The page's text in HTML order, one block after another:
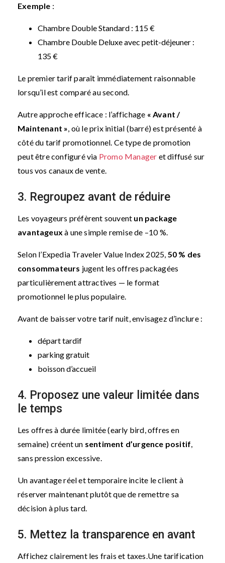
Exemple :
Chambre Double Standard : 115 €
Chambre Double Deluxe avec petit-déjeuner :
135 €
Le premier tarif paraît immédiatement raisonnable
lorsqu’il est comparé au second.
Autre approche efficace : l’affichage « Avant /
Maintenant », où le prix initial (barré) est présenté à
côté du tarif promotionnel. Ce type de promotion
peut être configuré via Promo Manager et diffusé sur
tous vos canaux de vente.
3. Regroupez avant de réduire
Les voyageurs préfèrent souvent un package
avantageux à une simple remise de –10 %.
Selon l’Expedia Traveler Value Index 2025, 50 % des
consommateurs jugent les offres packagées
particulièrement attractives — le format
promotionnel le plus populaire.
Avant de baisser votre tarif nuit, envisagez d’inclure :
départ tardif
parking gratuit
boisson d’accueil
4. Proposez une valeur limitée dans
le temps
Les offres à durée limitée (early bird, offres en
semaine) créent un sentiment d’urgence positif,
sans pression excessive.
Un avantage réel et temporaire incite le client à
réserver maintenant plutôt que de remettre sa
décision à plus tard.
5. Mettez la transparence en avant
Affichez clairement les frais et taxes.Une tarification